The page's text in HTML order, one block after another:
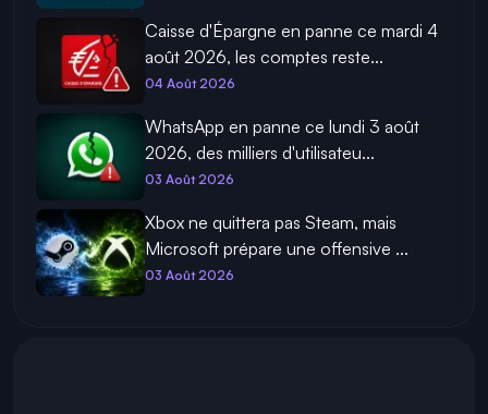
Caisse d'Épargne en panne ce mardi 4
août 2026, les comptes reste...
04 Août 2026
WhatsApp en panne ce lundi 3 août
2026, des milliers d'utilisateu...
03 Août 2026
Xbox ne quittera pas Steam, mais
Microsoft prépare une offensive ...
03 Août 2026